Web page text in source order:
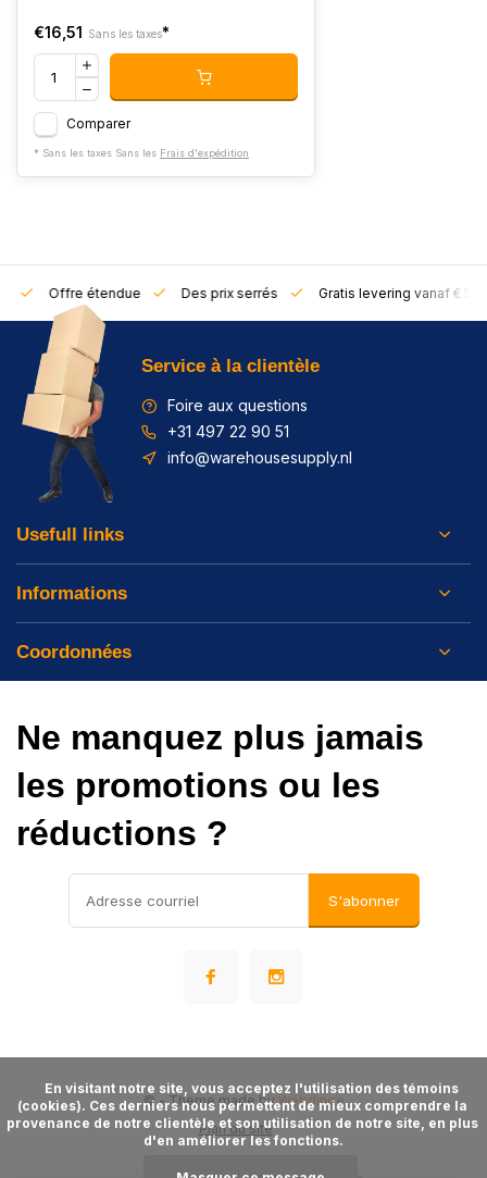
€16,51 Sans les taxes*
Comparer
* Sans les taxes Sans les Frais d'expédition
Offre étendue Des prix serrés Gratis levering vanaf €
Service à la clientèle
Foire aux questions
+31 497 22 90 51
info@warehousesupply.nl
Usefull links
Informations
Coordonnées
Ne manquez plus jamais
les promotions ou les
réductions ?
S'abonner
Plan du site
©- Theme made byWebdinge
(cookies). Ces derniers nous permettent de mieux comprendre la
provenance de notre clientèle et son utilisation de notre site, en plus
d'en améliorer les fonctions.